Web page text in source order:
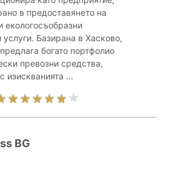
в предоставянето на
екологосъобразни
услуги. Базирана в Хасково,
богато портфолио
превозни средства,
изискванията ...
BG